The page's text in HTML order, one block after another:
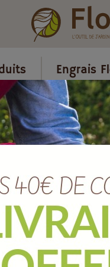
Engrais
et accessoires/Robinet